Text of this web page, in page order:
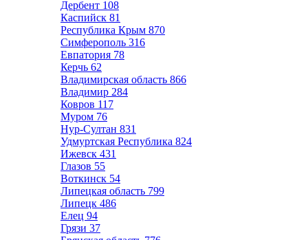
Дербент 108
Каспийск 81
Республика Крым 870
Симферополь 316
Евпатория 78
Керчь 62
Владимирская область 866
Владимир 284
Ковров 117
Муром 76
Нур-Султан 831
Удмуртская Республика 824
Ижевск 431
Глазов 55
Воткинск 54
Липецкая область 799
Липецк 486
Елец 94
Грязи 37